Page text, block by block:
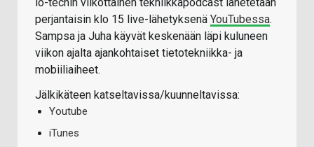
perjantaisin klo 15 live-lähetyksenä YouTubessa.
Sampsa ja Juha käyvät keskenään läpi kuluneen
viikon ajalta ajankohtaiset tietotekniikka- ja
mobiiliaiheet.
Jälkikäteen katseltavissa/kuunneltavissa:
Youtube
iTunes